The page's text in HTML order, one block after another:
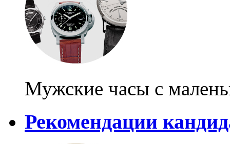
Мужские часы с
Рекомендации